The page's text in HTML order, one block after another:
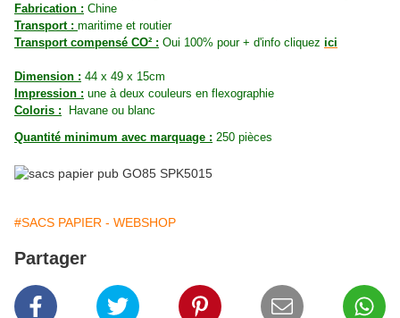
Fabrication : Chine
Transport : maritime et routier
Transport compensé CO² : Oui 100% pour + d'info cliquez ici
Dimension : 44 x 49 x 15cm
Impression : une à deux couleurs en flexographie
Coloris : Havane ou blanc
Quantité minimum avec marquage : 250 pièces
#SACS PAPIER - WEBSHOP
Partager